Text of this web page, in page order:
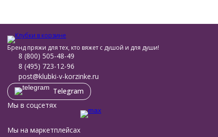
Бренд пряжи для тех, кто вяжет с душой и для души!
8 (800) 505-48-49
8 (495) 723-12-96
post@klubki-v-korzinke.ru
Telegram
Мы в соцсетях
Мы на маркетплейсах